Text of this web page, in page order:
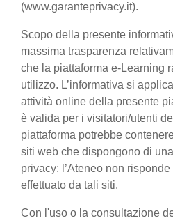
(www.garanteprivacy.it).
Scopo della presente
massima trasparenza
che la piattaforma e-Learning
utilizzo. L’informativa si
attività online della presente
è valida per i visitatori/utenti
piattaforma potrebbe
siti web che dispongono di
privacy: l’Ateneo non
effettuato da tali siti.
Con l'uso o la consultazione